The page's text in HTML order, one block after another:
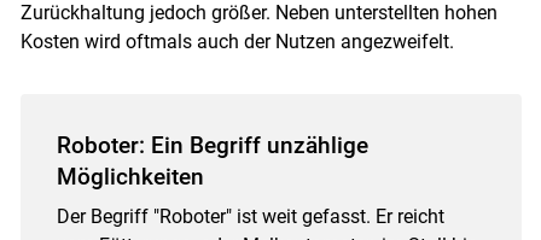
Zurückhaltung jedoch größer. Neben unterstellten hohen
Kosten wird oftmals auch der Nutzen angezweifelt.
Roboter: Ein Begriff unzählige
Möglichkeiten
Der Begriff "Roboter" ist weit gefasst. Er reicht